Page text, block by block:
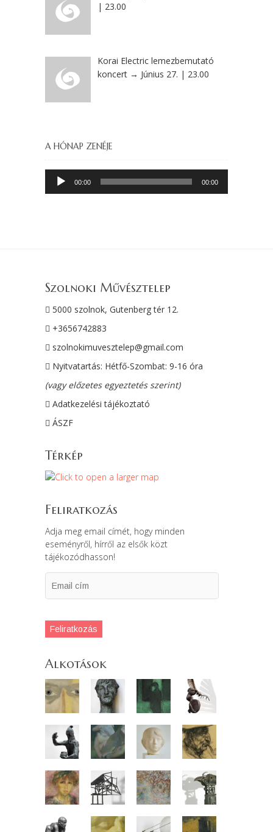
| 23.00
Korai Electric lemezbemutató
koncert → Június 27. | 23.00
A HÓNAP ZENÉJE
Audió
lejátszó
00:00 00:00
Szolnoki Művésztelep
5000 szolnok, Gutenberg tér 12.
+3656742883
szolnokimuvesztelep@gmail.com
Nyitvatartás: Hétfő-Szombat: 9-16 óra
(vagy előzetes egyeztetés szerint)
Adatkezelési tájékoztató
ÁSZF
Térkép
Feliratkozás
Adja meg email címét, hogy minden
eseményről, hírről az elsők közt
tájékozódhasson!
cím
Feliratkozás
Alkotások